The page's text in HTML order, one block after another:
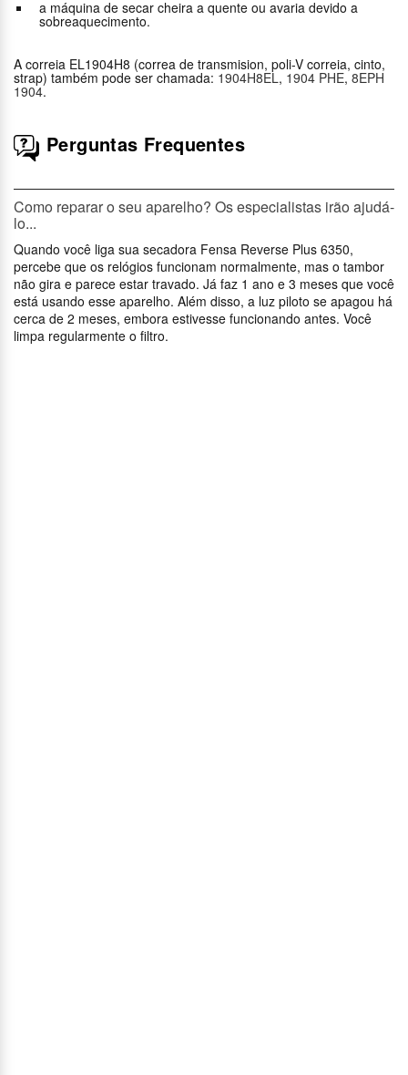
a máquina de secar cheira a quente ou avaria devido a
sobreaquecimento.
A correia EL1904H8 (correa de transmision, poli-V correia, cinto,
strap) também pode ser chamada: 1904H8EL, 1904 PHE, 8EPH
1904.
Perguntas Frequentes
Como reparar o seu aparelho? Os especialistas irão ajudá-
lo...
Quando você liga sua secadora Fensa Reverse Plus 6350,
percebe que os relógios funcionam normalmente, mas o tambor
não gira e parece estar travado. Já faz 1 ano e 3 meses que você
está usando esse aparelho. Além disso, a luz piloto se apagou há
cerca de 2 meses, embora estivesse funcionando antes. Você
limpa regularmente o filtro.